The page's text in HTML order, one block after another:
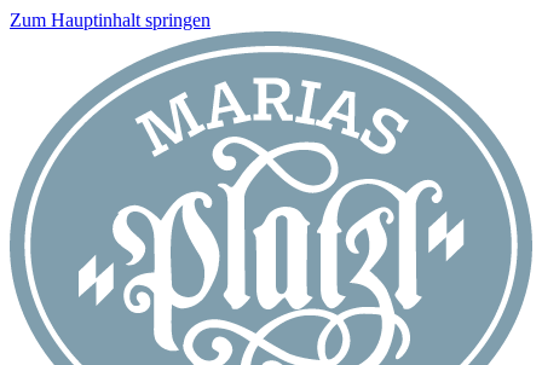
Zum Hauptinhalt springen